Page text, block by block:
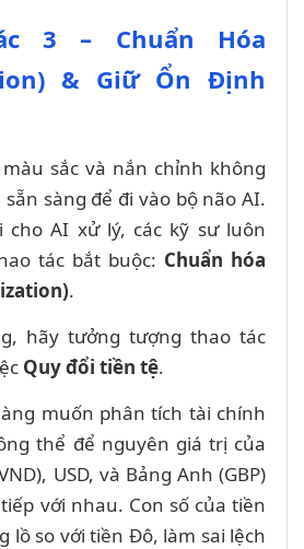
3 – Chuẩn Hóa
& Giữ Ổn Định
sắc và nắn chỉnh không
sàng để đi vào bộ não AI.
cho AI xử lý, các kỹ sư luôn
tác bắt buộc: Chuẩn hóa
.
hãy tưởng tượng thao tác
Quy đổi tiền tệ.
muốn phân tích tài chính
thể để nguyên giá trị của
USD, và Bảng Anh (GBP)
với nhau. Con số của tiền
lồ so với tiền Đô, làm sai lệch